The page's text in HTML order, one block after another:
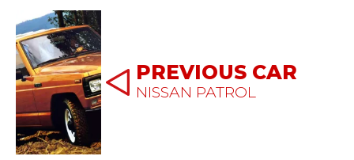
PREVIOUS CAR
NISSAN PATROL